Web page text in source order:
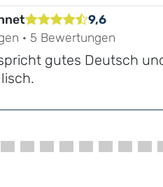
9,6
· 5 Bewertungen
gutes Deutsch